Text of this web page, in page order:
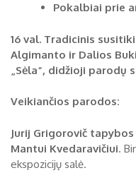
17
18
24
25
31
Pokalbiai prie
16 val. Tradicinis
Algimanto ir Dalios
„Sėla“, didžioji parodų
Veikiančios parodos:
Jurij Grigorovič
Mantui Kvedaravičiui.
ekspozicijų salė.